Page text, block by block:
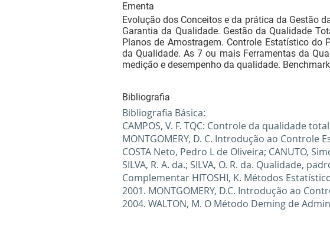
Ementa
Evolução dos Conceitos e da prática da Gestão
Garantia da Qualidade. Gestão da Qualidade
Planos de Amostragem. Controle Estatístico do
da Qualidade. As 7 ou mais Ferramentas da
medição e desempenho da qualidade.
Bibliografia
Bibliografia Básica:
CAMPOS, V. F. TQC: Controle da qualidade
MONTGOMERY, D. C. Introdução ao Controle
COSTA Neto, Pedro L de Oliveira; CANUTO,
SILVA, R. A. da.; SILVA, O. R. da. Qualidade,
Complementar HITOSHI, K. Métodos
2001. MONTGOMERY, D.C. Introdução ao
2004. WALTON, M. O Método Deming de